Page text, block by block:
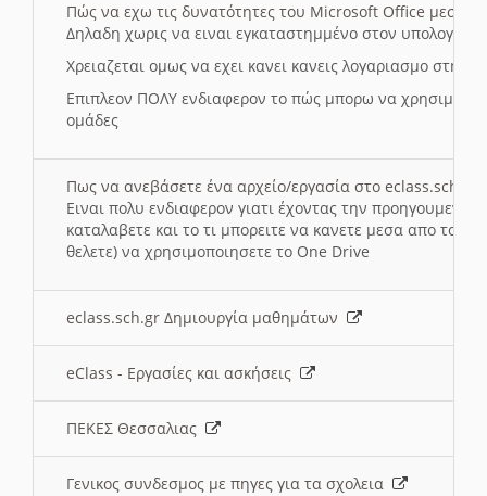
Πώς να εχω τις δυνατότητες του Microsoft Office μεσω
Δηλαδη χωρις να ειναι εγκαταστημμένο στον
Χρειαζεται ομως να εχει κανει κανεις λογαριασμο στη
Επιπλεον ΠΟΛΥ ενδιαφερον το πώς μπορω να
ομάδες
Πως να ανεβάσετε ένα αρχείο/εργασία στο eclass.sch.gr
Ειναι πολυ ενδιαφερον γιατι έχοντας την
καταλαβετε και το τι μπορειτε να κανετε μεσα απο το
θελετε) να χρησιμοποιησετε το One Drive
eclass.sch.gr Δημιουργία μαθημάτων
eClass - Εργασίες και ασκήσεις
ΠΕΚΕΣ Θεσσαλιας
Γενικος συνδεσμος με πηγες για τα σχολεια